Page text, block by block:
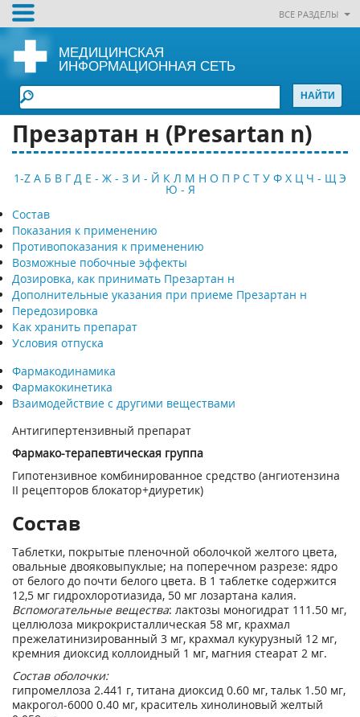
ВСЕ РАЗДЕЛЫ
МЕДИЦИНСКАЯ
ИНФОРМАЦИОННАЯ СЕТЬ
Презартан н (Рresartan n)
1-Z А Б В Г Д Е - Ж - З И - Й К Л М Н О П Р С Т У Ф Х Ц Ч - Щ Э
Ю - Я
Состав
Показания к применению
Противопоказания к применению
Возможные побочные эффекты
Дозировка, как принимать Презартан н
Дополнительные указания при приеме Презартан н
Передозировка
Как хранить препарат
Условия отпуска
Фармакодинамика
Фармакокинетика
Взаимодействие с другими веществами
Антигипертензивный препарат
Фармако-терапевтическая группа
Гипотензивное комбинированное средство (ангиотензина
II рецепторов блокатор+диуретик)
Состав
Таблетки, покрытые пленочной оболочкой желтого цвета,
овальные двояковыпуклые; на поперечном разрезе: ядро
от белого до почти белого цвета. В 1 таблетке содержится
12,5 мг гидрохлоротиазида, 50 мг лозартана калия.
Вспомогательные вещества: лактозы моногидрат 111.50 мг,
целлюлоза микрокристаллическая 58 мг, крахмал
прежелатинизированный 3 мг, крахмал кукурузный 12 мг,
кремния диоксид коллоидный 1 мг, магния стеарат 2 мг.
Состав оболочки:
гипромеллоза 2.441 г, титана диоксид 0.60 мг, тальк 1.50 мг,
макрогол-6000 0.40 мг, краситель хинолиновый желтый